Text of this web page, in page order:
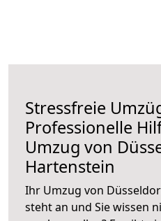
Stressfreie
Professionelle
Umzug von
Hartenstein
Ihr Umzug von
steht an und Sie wissen